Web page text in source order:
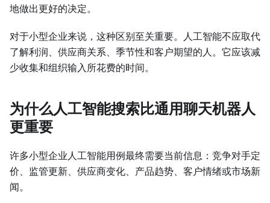
地做出更好的决定。
对于小型企业来说，这种区别至关重要。人工智能不应取代
了解利润、供应商关系、季节性和客户期望的人。它应该减
少收集和组织输入所花费的时间。
为什么人工智能搜索比通用聊天机器人
更重要
许多小型企业人工智能用例最终需要当前信息：竞争对手定
价、监管更新、供应商变化、产品趋势、客户情绪或市场新
闻。